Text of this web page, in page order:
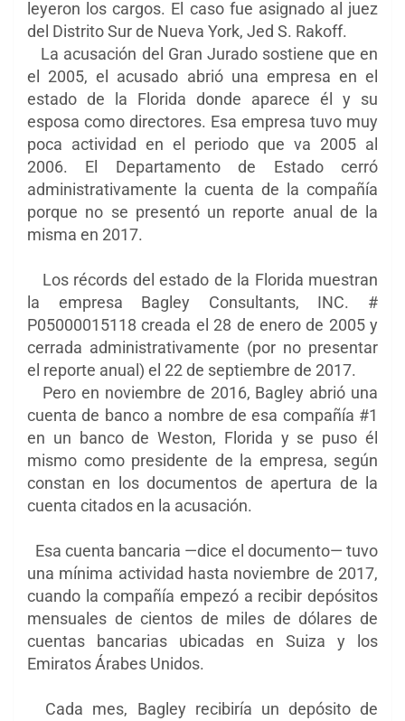
leyeron los cargos. El caso fue asignado al juez
del Distrito Sur de Nueva York, Jed S. Rakoff.
La acusación del Gran Jurado sostiene que en
el 2005, el acusado abrió una empresa en el
estado de la Florida donde aparece él y su
esposa como directores. Esa empresa tuvo muy
poca actividad en el periodo que va 2005 al
2006. El Departamento de Estado cerró
administrativamente la cuenta de la compañía
porque no se presentó un reporte anual de la
misma en 2017.
Los récords del estado de la Florida muestran
la empresa Bagley Consultants, INC. #
P05000015118 creada el 28 de enero de 2005 y
cerrada administrativamente (por no presentar
el reporte anual) el 22 de septiembre de 2017.
Pero en noviembre de 2016, Bagley abrió una
cuenta de banco a nombre de esa compañía #1
en un banco de Weston, Florida y se puso él
mismo como presidente de la empresa, según
constan en los documentos de apertura de la
cuenta citados en la acusación.
Esa cuenta bancaria —dice el documento— tuvo
una mínima actividad hasta noviembre de 2017,
cuando la compañía empezó a recibir depósitos
mensuales de cientos de miles de dólares de
cuentas bancarias ubicadas en Suiza y los
Emiratos Árabes Unidos.
Cada mes, Bagley recibiría un depósito de